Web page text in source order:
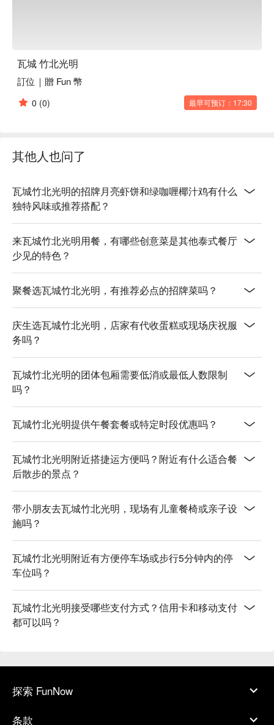
🍽️ 口碑必點
【摩摩喳喳冰品】冰涼爽口椰香濃郁
【冰鎮檸檬香綠茶】清新柑橘香，微酸提神
【椰子汁】椰香濃郁，清涼甘甜
【泰式珍珠奶茶】濃郁奶香，珍珠 Q 彈
瓦城 竹北光明
訂位｜贈 Fun 幣
0 (0) 最早可预订：17:30
其他人也问了
瓦城竹北光明的招牌月亮虾饼和绿咖喱椰汁鸡有什么
独特风味或推荐搭配？
来瓦城竹北光明用餐，有哪些创意菜是其他泰式餐厅
少见的特色？
聚餐选瓦城竹北光明，有推荐必点的招牌菜吗？
庆生选瓦城竹北光明，店家有代收蛋糕或现场庆祝服
务吗？
瓦城竹北光明的团体包厢需要低消或最低人数限制
吗？
瓦城竹北光明提供午餐套餐或特定时段优惠吗？
瓦城竹北光明附近搭捷运方便吗？附近有什么适合餐
后散步的景点？
带小朋友去瓦城竹北光明，现场有儿童餐椅或亲子设
施吗？
瓦城竹北光明附近有方便停车场或步行5分钟内的停
车位吗？
瓦城竹北光明接受哪些支付方式？信用卡和移动支付
都可以吗？
探索 FunNow
条款